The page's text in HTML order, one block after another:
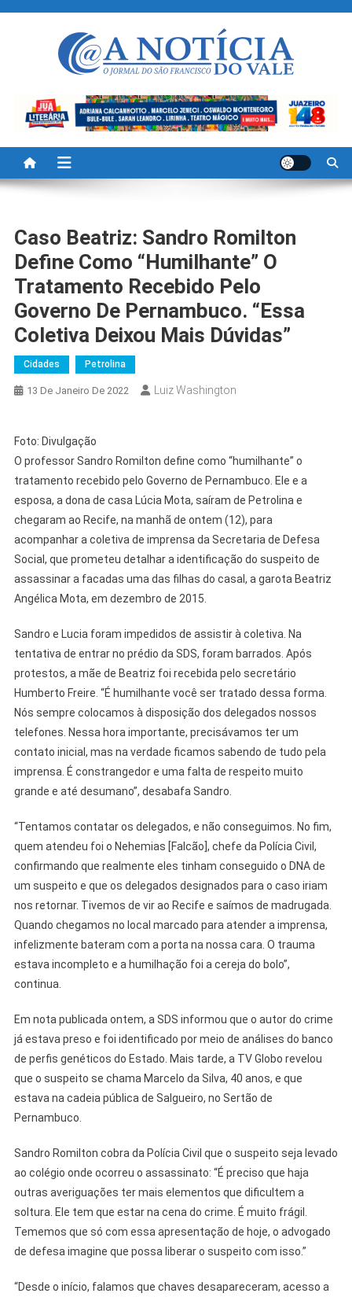
A Noticia Do Vale
Caso Beatriz: Sandro Romilton
Define Como “humilhante” O
Tratamento Recebido Pelo
Governo De Pernambuco. “Essa
Coletiva Deixou Mais Dúvidas”
Cidades Petrolina
13 De Janeiro De 2022 Luiz Washington
Foto: Divulgação
O professor Sandro Romilton define como “humilhante” o
tratamento recebido pelo Governo de Pernambuco. Ele e a
esposa, a dona de casa Lúcia Mota, saíram de Petrolina e
chegaram ao Recife, na manhã de ontem (12), para
acompanhar a coletiva de imprensa da Secretaria de Defesa
Social, que prometeu detalhar a identificação do suspeito de
assassinar a facadas uma das filhas do casal, a garota Beatriz
Angélica Mota, em dezembro de 2015.
Sandro e Lucia foram impedidos de assistir à coletiva. Na
tentativa de entrar no prédio da SDS, foram barrados. Após
protestos, a mãe de Beatriz foi recebida pelo secretário
Humberto Freire. “É humilhante você ser tratado dessa forma.
Nós sempre colocamos à disposição dos delegados nossos
telefones. Nessa hora importante, precisávamos ter um
contato inicial, mas na verdade ficamos sabendo de tudo pela
imprensa. É constrangedor e uma falta de respeito muito
grande e até desumano”, desabafa Sandro.
“Tentamos contatar os delegados, e não conseguimos. No fim,
quem atendeu foi o Nehemias [Falcão], chefe da Polícia Civil,
confirmando que realmente eles tinham conseguido o DNA de
um suspeito e que os delegados designados para o caso iriam
nos retornar. Tivemos de vir ao Recife e saímos de madrugada.
Quando chegamos no local marcado para atender a imprensa,
infelizmente bateram com a porta na nossa cara. O trauma
estava incompleto e a humilhação foi a cereja do bolo”,
continua.
Em nota publicada ontem, a SDS informou que o autor do crime
já estava preso e foi identificado por meio de análises do banco
de perfis genéticos do Estado. Mais tarde, a TV Globo revelou
que o suspeito se chama Marcelo da Silva, 40 anos, e que
estava na cadeia pública de Salgueiro, no Sertão de
Pernambuco.
Sandro Romilton cobra da Polícia Civil que o suspeito seja levado
ao colégio onde ocorreu o assassinato: “É preciso que haja
outras averiguações ter mais elementos que dificultem a
soltura. Ele tem que estar na cena do crime. É muito frágil.
Tememos que só com essa apresentação de hoje, o advogado
de defesa imagine que possa liberar o suspeito com isso.”
“Desde o início, falamos que chaves desapareceram, acesso a